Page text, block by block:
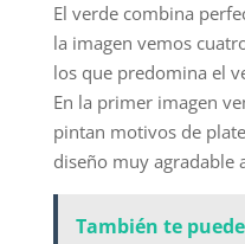
El verde combina
la imagen vemos
los que predomina el
En la primer imagen
pintan motivos de
diseño muy agradable
También te